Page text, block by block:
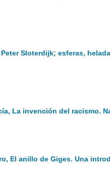
Sloterdijk; esferas,
La invención del racismo.
El anillo de Giges. Una